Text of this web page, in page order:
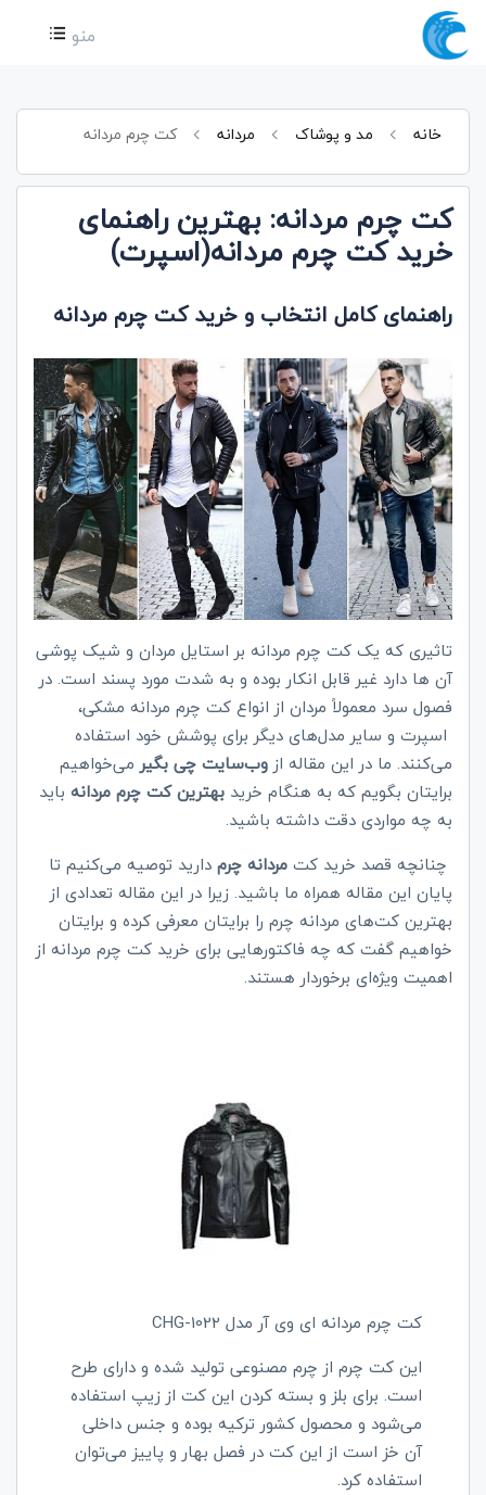
منو
خانه مد و پوشاک مردانه کت چرم مردانه
کت چرم مردانه: بهترین راهنمای
خرید کت چرم مردانه(اسپرت)
راهنمای کامل انتخاب و خرید کت چرم مردانه
تاثیری که یک کت چرم مردانه بر استایل مردان و شیک پوشی
آن ها دارد غیر قابل انکار بوده و به شدت مورد پسند است. در
فصول سرد معمولاً مردان از انواع کت چرم مردانه مشکی،
اسپرت و سایر مدل‌های دیگر برای پوشش خود استفاده
می‌کنند. ما در این مقاله از وب‌سایت چی بگیرمی‌خواهیم
برایتان بگویم که به هنگام خرید بهترین کت چرم مردانه باید
به چه مواردی دقت داشته باشید.
چنانچه قصد خرید کتمردانه چرمدارید توصیه می‌کنیم تا
پایان این مقاله همراه ما باشید. زیرا در این مقاله تعدادی از
بهترین کت‌های مردانه چرم را برایتان معرفی کرده و برایتان
خواهیم گفت که چه فاکتورهایی برای خرید کت چرم مردانه از
اهمیت ویژه‌ای برخوردار هستند.
کت چرم مردانه ای وی آر مدل CHG-1022
این کت چرم از چرم مصنوعی تولید شده و دارای طرح
است. برای بلز و بسته کردن این کت از زیپ استفاده
می‌شود و محصول کشور ترکیه بوده و جنس داخلی
آن خز است‌ از این کت در فصل بهار و پاییز می‌توان
استفاده کرد.